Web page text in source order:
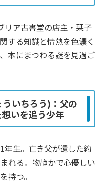
リア古書堂の店主・栞子
する知識と情熱を色濃く
本にまつわる謎を見過ご
いちろう)：父の
いを追う少年
年生。亡き父が遺した約
れる。物静かで心優しい
持つ。